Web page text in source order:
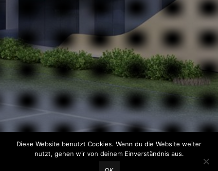
Diese Website benutzt Cookies. Wenn du die Website weiter
nutzt, gehen wir von deinem Einverständnis aus.